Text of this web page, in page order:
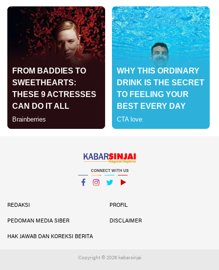
CONNECT WITH US
REDAKSI
PROFIL
PEDOMAN MEDIA SIBER DISCLAIMER
HAK JAWAB DAN KOREKSI BERITA
Copyright © 2026 kabarsinjai